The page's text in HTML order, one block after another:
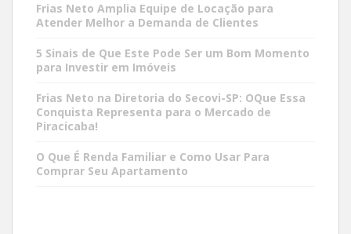
Frias Neto Amplia Equipe de Locação para
Atender Melhor a Demanda de Clientes
5 Sinais de Que Este Pode Ser um Bom Momento
para Investir em Imóveis
Frias Neto na Diretoria do Secovi-SP: OQue Essa
Conquista Representa para o Mercado de
Piracicaba!
O Que É Renda Familiar e Como Usar Para
Comprar Seu Apartamento